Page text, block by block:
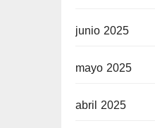
junio 2025
mayo 2025
abril 2025